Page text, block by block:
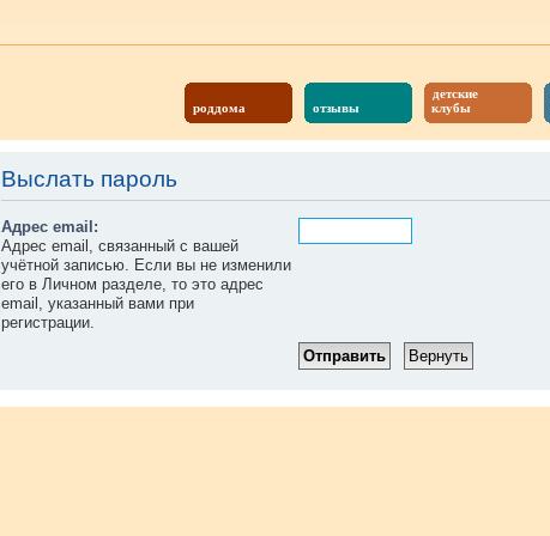
роддома отзывы
детские
клубы
Выслать пароль
Адрес email:
Адрес email, связанный с вашей
учётной записью. Если вы не изменили
его в Личном разделе, то это адрес
email, указанный вами при
регистрации.